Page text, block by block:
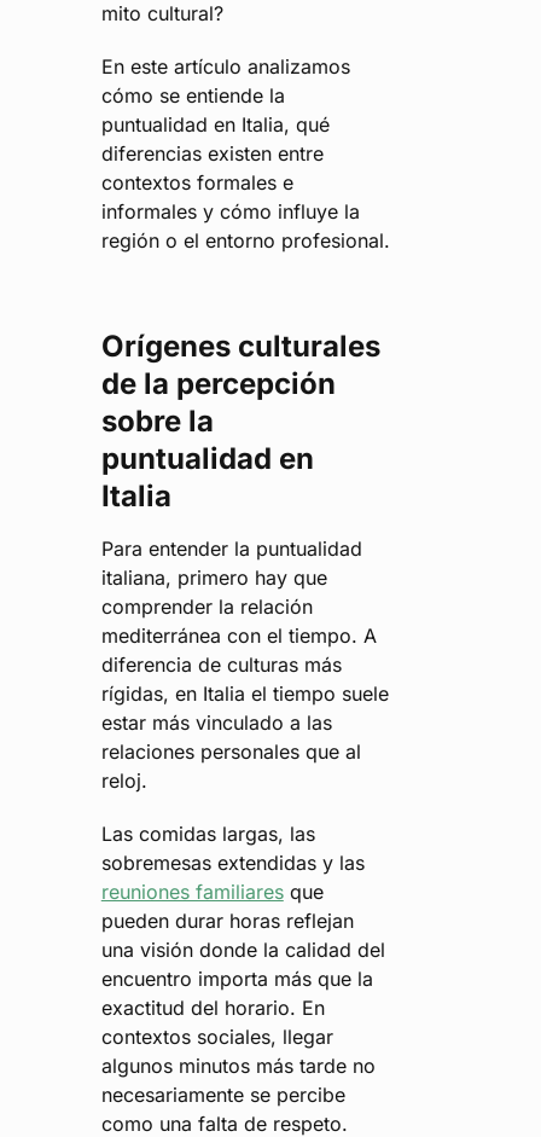
mito cultural?
En este artículo analizamos
cómo se entiende la
puntualidad en Italia, qué
diferencias existen entre
contextos formales e
informales y cómo influye la
región o el entorno profesional.
Orígenes culturales
de la percepción
sobre la
puntualidad en
Italia
Para entender la puntualidad
italiana, primero hay que
comprender la relación
mediterránea con el tiempo. A
diferencia de culturas más
rígidas, en Italia el tiempo suele
estar más vinculado a las
relaciones personales que al
reloj.
Las comidas largas, las
sobremesas extendidas y las
reuniones familiaresque
pueden durar horas reflejan
una visión donde la calidad del
encuentro importa más que la
exactitud del horario. En
contextos sociales, llegar
algunos minutos más tarde no
necesariamente se percibe
como una falta de respeto.